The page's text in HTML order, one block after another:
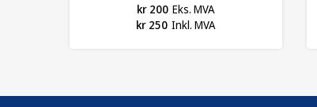
kr 200 Eks. MVA
kr 250 Inkl. MVA